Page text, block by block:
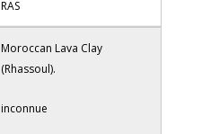
RAS
Moroccan Lava Clay
(Rhassoul).
inconnue